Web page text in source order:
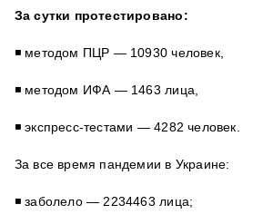
За сутки протестировано:
◾️ методом ПЦР — 10930 человек,
◾️ методом ИФА — 1463 лица,
◾️ экспресс-тестами — 4282 человек.
За все время пандемии в Украине:
◾️ заболело — 2234463 лица;